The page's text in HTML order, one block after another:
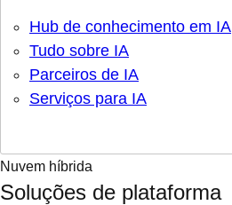
Hub de conhecimento em IA
Tudo sobre IA
Parceiros de IA
Serviços para IA
Nuvem híbrida
Soluções de plataforma